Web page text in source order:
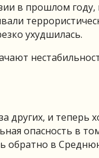
в прошлом году,
ухудшилась.
других, и теперь
опасность в
в